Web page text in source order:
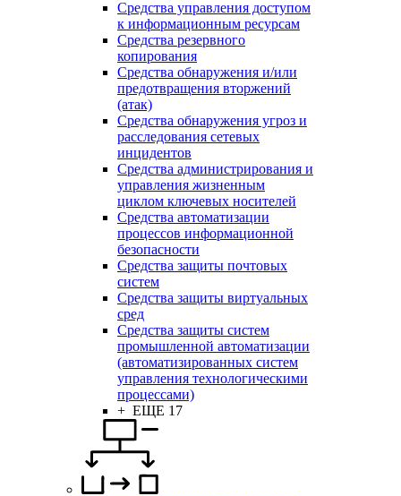
Средства управления доступом
к информационным ресурсам
Средства резервного
копирования
Средства обнаружения и/или
предотвращения вторжений
(атак)
Средства обнаружения угроз и
расследования сетевых
инцидентов
Средства администрирования и
управления жизненным
циклом ключевых носителей
Средства автоматизации
процессов информационной
безопасности
Средства защиты почтовых
систем
Средства защиты виртуальных
сред
Средства защиты систем
промышленной автоматизации
(автоматизированных систем
управления технологическими
процессами)
+ ЕЩЕ 17